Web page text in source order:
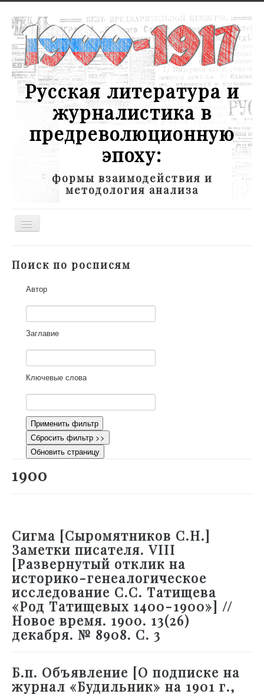
Русская литература и
журналистика в
предреволюционную
эпоху:
формы взаимодействия и
методология анализа
Toggle
Участники
Научная работа
Как работать с сайтом
Контакты
Поиск по росписям
Автор
Заглавие
Ключевые слова
Применить фильтр
Сбросить фильтр >>
Обновить страницу
1900
Сигма [Сыромятников С.Н.]
Заметки писателя. VIII
[Развернутый отклик на
историко-генеалогическое
исследование С.С. Татищева
«Род Татищевых 1400-1900»] //
Новое время. 1900. 13(26)
декабря. № 8908. С. 3
Б.п. Объявление [О подписке на
журнал «Будильник» на 1901 г.,